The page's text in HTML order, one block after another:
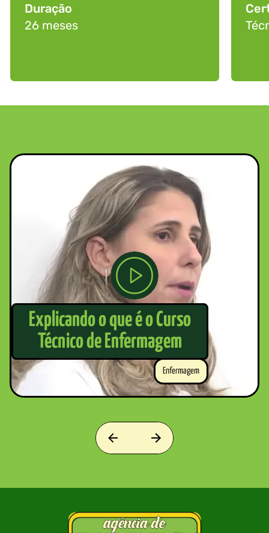
Duração
26 meses
Explicando o que é o Curso
Técnico de Enfermagem
Enfermagem